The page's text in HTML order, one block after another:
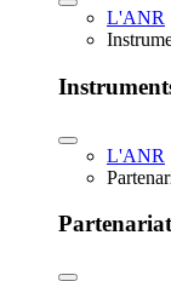
L'ANR
L'ANR